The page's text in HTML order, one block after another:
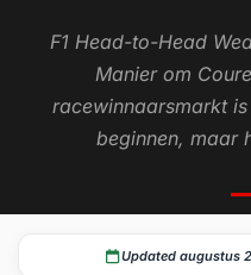
F1 Head-to-Head
Manier om
racewinnaarsmarkt
beginnen, maar
Updated augustus